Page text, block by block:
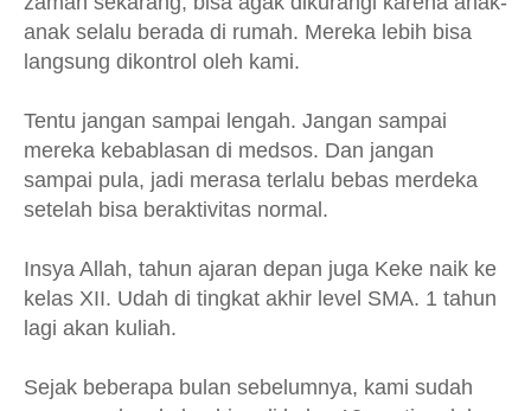
anak selalu berada di rumah. Mereka lebih bisa
langsung dikontrol oleh kami.
Tentu jangan sampai lengah. Jangan sampai
mereka kebablasan di medsos. Dan jangan
sampai pula, jadi merasa terlalu bebas merdeka
setelah bisa beraktivitas normal.
Insya Allah, tahun ajaran depan juga Keke naik ke
kelas XII. Udah di tingkat akhir level SMA. 1 tahun
lagi akan kuliah.
Sejak beberapa bulan sebelumnya, kami sudah